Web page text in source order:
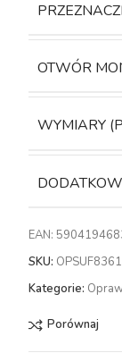
OTWÓR
WYMIARY
EAN:
SKU:
Kategorie:
Porównaj